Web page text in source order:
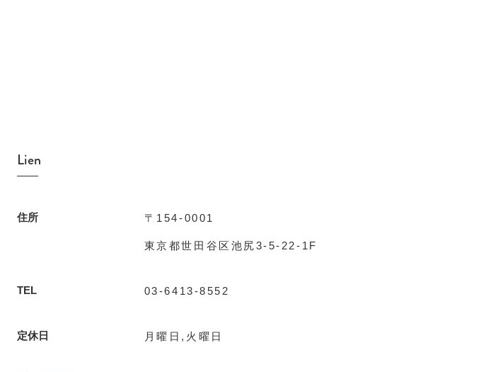
Lien
住所 〒154-0001
東京都世田谷区池尻3-5-22-1F
TEL 03-6413-8552
定休日 月曜日,火曜日